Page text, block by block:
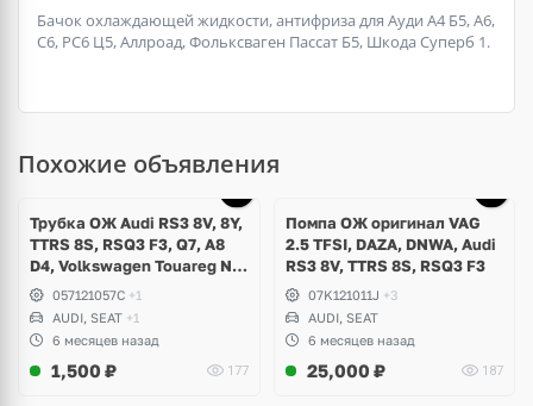
Бачок охлаждающей жидкости, антифриза для Ауди А4 Б5, А6,
С6, РС6 Ц5, Аллроад, Фольксваген Пассат Б5, Шкода Суперб 1.
Похожие объявления
Трубка ОЖ Audi RS3 8V, 8Y,
TTRS 8S, RSQ3 F3, Q7, A8
D4, Volkswagen Touareg NF,
Seat Formentor Cupra 2.5
TFSI DAZA, DNWA, CZGB
057121057C +1
AUDI, SEAT +1
6 месяцев назад
1,500 ₽ 177
Помпа ОЖ оригинал VAG
2.5 TFSI, DAZA, DNWA, Audi
RS3 8V, TTRS 8S, RSQ3 F3
07K121011J +3
AUDI, SEAT
6 месяцев назад
25,000 ₽ 187